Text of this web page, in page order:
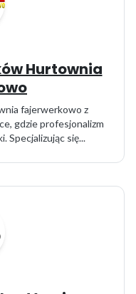
Hurtownia
fajerwerkowo z
gdzie profesjonalizm
Specjalizując się...